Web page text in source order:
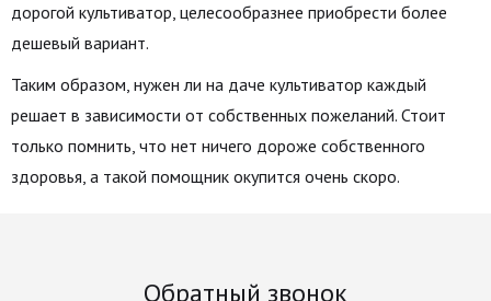
дорогой культиватор, целесообразнее приобрести более
дешевый вариант.
Таким образом, нужен ли на даче культиватор каждый
решает в зависимости от собственных пожеланий. Стоит
только помнить, что нет ничего дороже собственного
здоровья, а такой помощник окупится очень скоро.
Обратный звонок